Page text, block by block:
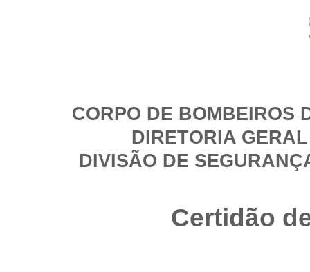
CORPO DE BOMBEIROS
DIRETORIA
DIVISÃO DE
Certidão